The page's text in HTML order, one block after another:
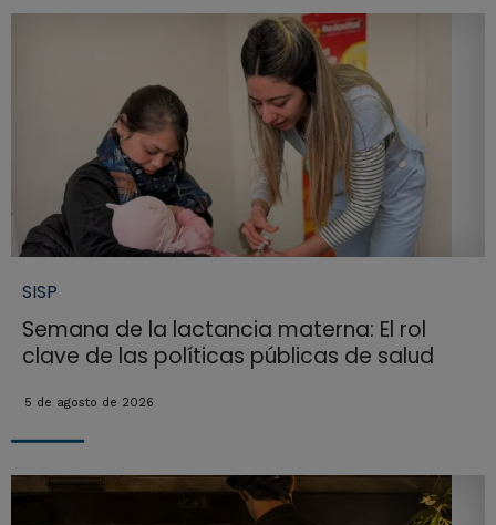
SISP
Semana de la lactancia materna: El rol
clave de las políticas públicas de salud
5 de agosto de 2026